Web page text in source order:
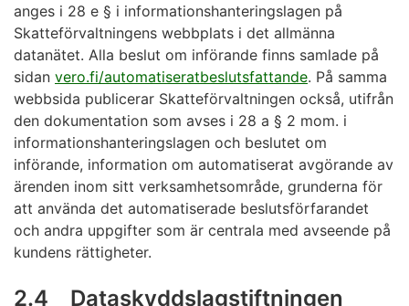
anges i 28 e § i informationshanteringslagen på
Skatteförvaltningens webbplats i det allmänna
datanätet. Alla beslut om införande finns samlade på
sidan vero.fi/automatiseratbeslutsfattande. På samma
webbsida publicerar Skatteförvaltningen också, utifrån
den dokumentation som avses i 28 a § 2 mom. i
informationshanteringslagen och beslutet om
införande, information om automatiserat avgörande av
ärenden inom sitt verksamhetsområde, grunderna för
att använda det automatiserade beslutsförfarandet
och andra uppgifter som är centrala med avseende på
kundens rättigheter.
2.4 Dataskyddslagstiftningen